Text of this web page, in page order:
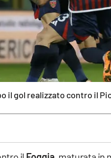
il gol realizzato contro il